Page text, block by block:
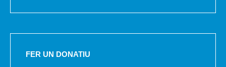
FER UN DONATIU